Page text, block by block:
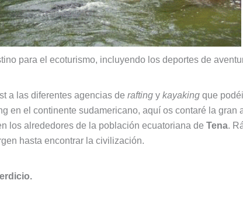
para el ecoturismo, incluyendo los deportes de
a las diferentes agencias de rafting y kayaking que
en el continente sudamericano, aquí os contaré la gran
los alrededores de la población ecuatoriana de Tena.
hasta encontrar la civilización.